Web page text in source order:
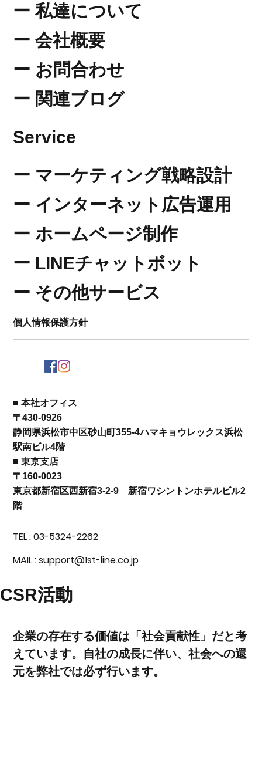
​CSR活動
​企業の存在する価値は「社会貢献性」だと考
えています。自社の成長に伴い、社会への還
元を弊社では必ず行います。
■ 本社オフィス
〒430-0926 ​
静岡県浜松市中区砂山町355-4ハマキョウレックス浜松
駅南ビル4階
■ 東京支店
〒160-0023 ​​
東京都新宿区西新宿3-2-9 新宿ワシントンホテルビル2
階
​ー 私達について
​ー 会社概要
​ー お問合わせ
​Service
​ーホームページ制作
ー ​インターネット広告運用
ー ​マーケティング戦略設計
​ー LINEチャットボット
​ー その他サービス
TEL : 03-5324-2262
MAIL : support@1st-line.co.jp
ー 関連ブログ
個人情報保護方針